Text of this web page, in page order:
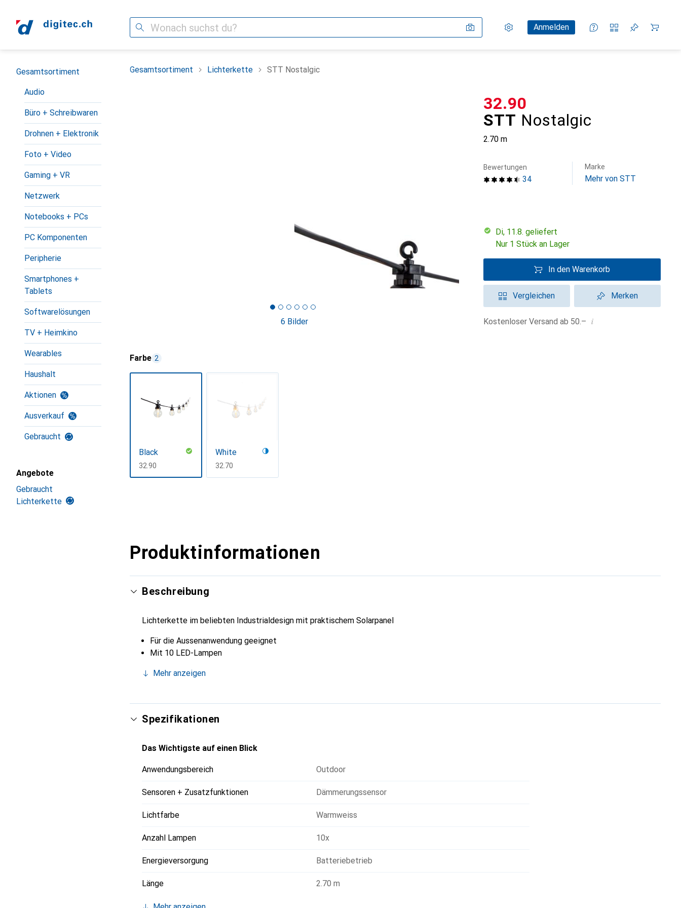
Suche Einstellungen
KundenkontoAnmelden
Vergleichslisten
Merklisten
Warenkorb
Navigation nach Kategorien
Gesamtsortiment
Audio
Büro + Schreibwaren
Drohnen + Elektronik
Foto + Video
Gaming + VR
Netzwerk
Notebooks + PCs
PC Komponenten
Peripherie
Smartphones +
Tablets
Softwarelösungen
TV + Heimkino
Wearables
Haushalt
Aktionen
Ausverkauf
Gebraucht
Angebote
Gebraucht
Lichterkette
Gesamtsortiment Lichterkette STT Nostalgic
6 Bilder
STT Nostalgic
2.70 m
CHF
32.90
34
Bewertungen Marke
Mehr von STT
Di, 11.8. geliefert
Nur 1 Stück an Lager
In den Warenkorb
Vergleichen Merken
Kostenloser Versand ab 50.– i
Farbe 2
Black
CHF
32.90
White
CHF
32.70
Produktinformationen
Beschreibung
Lichterkette im beliebten Industrialdesign mit praktischem Solarpanel
Für die Aussenanwendung geeignet
Mit 10 LED-Lampen
Mehr anzeigen
Spezifikationen
Das Wichtigste auf einen Blick
Anwendungsbereich Outdoor
Sensoren + Zusatzfunktionen Dämmerungssensor
Lichtfarbe Warmweiss
Anzahl Lampen 10x
Energieversorgung Batteriebetrieb
Länge 2.70 m